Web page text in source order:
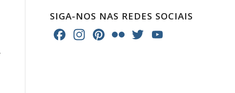
SIGA-NOS NAS REDES SOCIAIS
Facebook
Instagram
Pinterest
FlickrTwitter